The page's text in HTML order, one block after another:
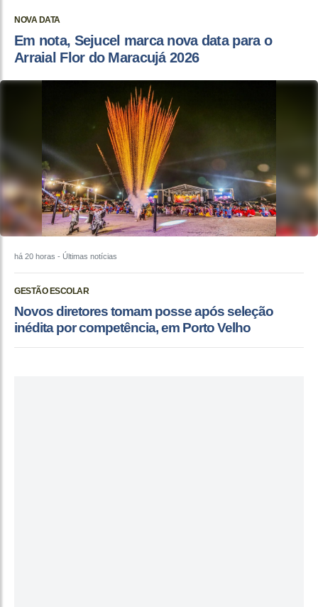
NOVA DATA
Em nota, Sejucel marca nova data para o
Arraial Flor do Maracujá 2026
há 20 horas - Últimas notícias
GESTÃO ESCOLAR
Novos diretores tomam posse após seleção
inédita por competência, em Porto Velho